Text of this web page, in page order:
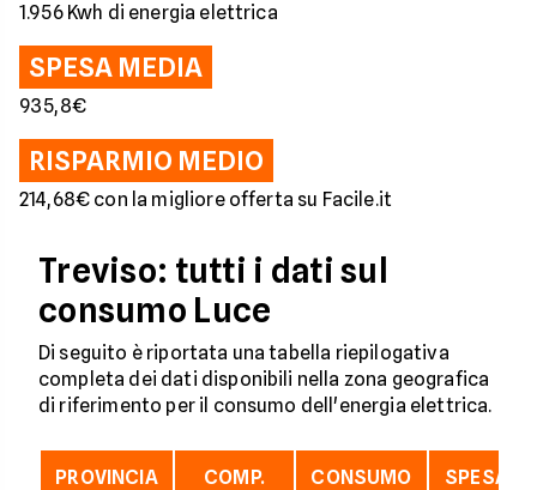
1.956 Kwh di energia elettrica
SPESA MEDIA
935,8€
RISPARMIO MEDIO
214,68€ con la migliore offerta su Facile.it
Treviso: tutti i dati sul
consumo Luce
Di seguito è riportata una tabella riepilogativa
completa dei dati disponibili nella zona geografica
di riferimento per il consumo dell'energia elettrica.
PROVINCIA
COMP.
CONSUMO
SPESA